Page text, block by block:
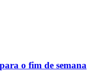
o fim de semana